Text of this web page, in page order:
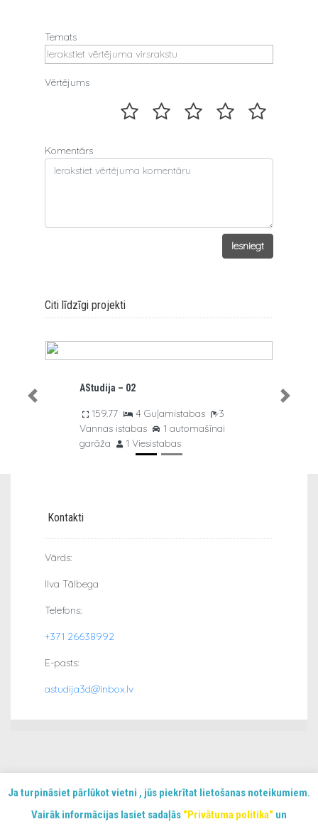
Temats
Vērtējums
Komentārs
Iesniegt
Citi līdzīgi projekti
AStudija – 03
136.01 3 Guļamistabas
Vannas istabas
1 automašīnai
garāža
1 Viesistabas
Previous Next
Kontakti
Vārds:
Ilva Tālbega
Telefons:
+371 26638992
E-pasts:
astudija3d@inbox.lv
© 2019 AStudija3D | Visas tiesības aizsargātas
Ja turpināsiet pārlūkot vietni , jūs piekrītat lietošanas noteikumiem.
Vairāk informācijas lasiet sadaļās "Privātuma politika" un